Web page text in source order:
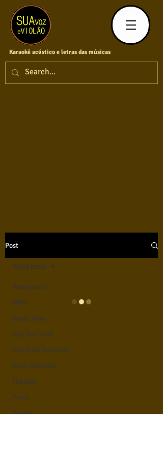
Karaokê acústico e letras das músicas
Post
Todos posts
MPB
Bossa nova
Pop Nacional
Pop Rock Nacional
Rock Nacional
Hip hop
Forró
Gospel
Todos posts